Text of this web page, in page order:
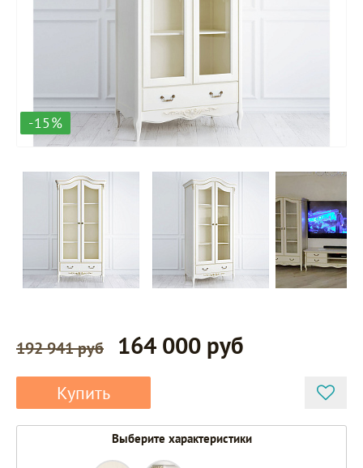
-15%
192 941 руб 164 000 руб
Купить
Выберите характеристики